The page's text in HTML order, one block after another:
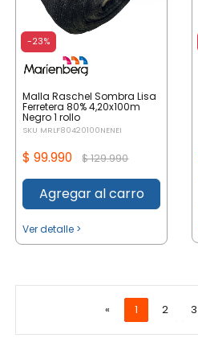
-23%
Malla Raschel Sombra Lisa
Ferretera 80% 4,20x100m
Negro 1 rollo
SKU MRLF80420100NENEI
$ 99.990$ 129.990
Agregar al carro
Ver detalle >
« 1 2 3